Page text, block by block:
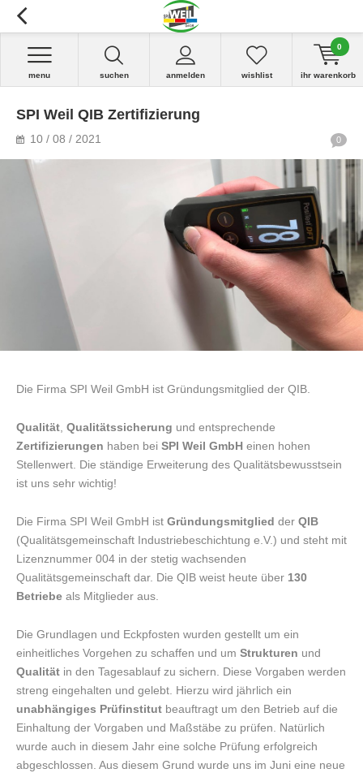
suchen anmelden
menu wishlist ihr warenkorb
0
SPI Weil QIB Zertifizierung
10 / 08 / 2021 0
Die Firma SPI Weil GmbH ist Gründungsmitglied der QIB.
Qualität Qualitätssicherung und entsprechende
Zertifizierungen haben bei SPI Weil GmbH einen hohen
Stellenwert. Die ständige Erweiterung des Qualitätsbewusstsein
ist uns sehr wichtig!
Die Firma SPI Weil GmbH ist Gründungsmitglied der QIB
(Qualitätsgemeinschaft Industriebeschichtung e.V.) und steht mit
Lizenznummer 004 in der stetig wachsenden
Qualitätsgemeinschaft dar. Die QIB weist heute über 130
Betriebe als Mitglieder aus.
Die Grundlagen und Eckpfosten wurden gestellt um ein
einheitliches Vorgehen zu schaffen und um Strukturen und
Qualität in den Tagesablauf zu sichern. Diese Vorgaben werden
streng eingehalten und gelebt. Hierzu wird jährlich ein
unabhängiges Prüfinstitut beauftragt um den Betrieb auf die
Einhaltung der Vorgaben und Maßstäbe zu prüfen. Natürlich
wurde auch in diesem Jahr eine solche Prüfung erfolgreich
abgeschlossen. Aus diesem Grund wurde uns im Juni eine neue